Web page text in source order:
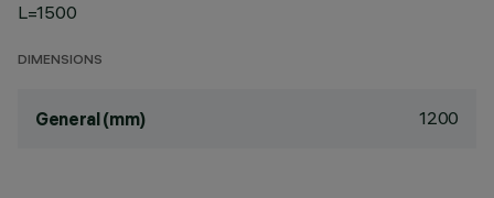
L=1500
DIMENSIONS
General (mm) 1200